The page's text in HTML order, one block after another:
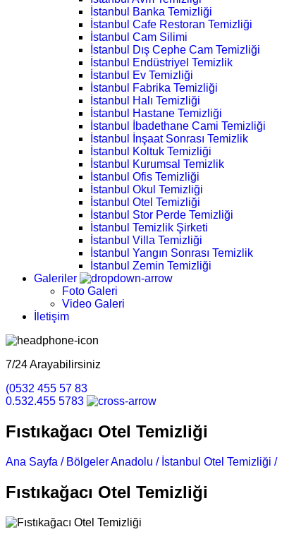
İstanbul Banka Temizliği
İstanbul Cafe Restoran Temizliği
İstanbul Cam Silimi
İstanbul Dış Cephe Cam Temizliği
İstanbul Endüstriyel Temizlik
İstanbul Ev Temizliği
İstanbul Fabrika Temizliği
İstanbul Halı Temizliği
İstanbul Hastane Temizliği
İstanbul İbadethane Cami Temizliği
İstanbul İnşaat Sonrası Temizlik
İstanbul Koltuk Temizliği
İstanbul Kurumsal Temizlik
İstanbul Ofis Temizliği
İstanbul Okul Temizliği
İstanbul Otel Temizliği
İstanbul Stor Perde Temizliği
İstanbul Temizlik Şirketi
İstanbul Villa Temizliği
İstanbul Yangın Sonrası Temizlik
İstanbul Zemin Temizliği
Galeriler
Foto Galeri
Video Galeri
İletişim
7/24 Arayabilirsiniz
(0532 455 57 83
0.532.455 5783
Fıstıkağacı Otel Temizliği
Ana Sayfa / Bölgeler Anadolu / İstanbul Otel Temizliği /
Fıstıkağacı Otel Temizliği